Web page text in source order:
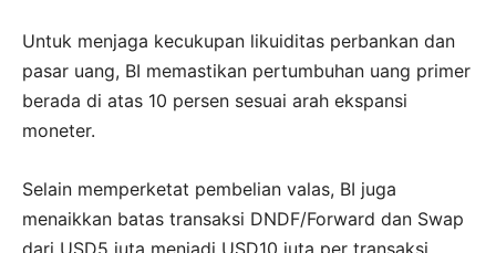
Untuk menjaga kecukupan likuiditas perbankan dan
pasar uang, BI memastikan pertumbuhan uang primer
berada di atas 10 persen sesuai arah ekspansi
moneter.
Selain memperketat pembelian valas, BI juga
menaikkan batas transaksi DNDF/Forward dan Swap